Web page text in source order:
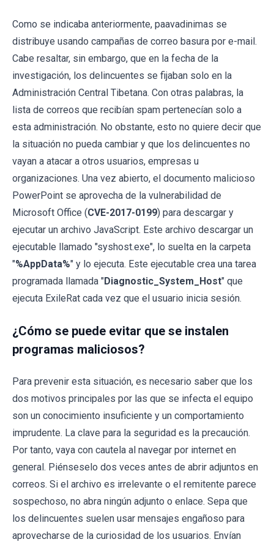
Como se indicaba anteriormente, paavadinimas se
distribuye usando campañas de correo basura por e-mail.
Cabe resaltar, sin embargo, que en la fecha de la
investigación, los delincuentes se fijaban solo en la
Administración Central Tibetana. Con otras palabras, la
lista de correos que recibían spam pertenecían solo a
esta administración. No obstante, esto no quiere decir que
la situación no pueda cambiar y que los delincuentes no
vayan a atacar a otros usuarios, empresas u
organizaciones. Una vez abierto, el documento malicioso
PowerPoint se aprovecha de la vulnerabilidad de
Microsoft Office (CVE-2017-0199) para descargar y
ejecutar un archivo JavaScript. Este archivo descargar un
ejecutable llamado "syshost.exe", lo suelta en la carpeta
"%AppData%" y lo ejecuta. Este ejecutable crea una tarea
programada llamada "Diagnostic_System_Host" que
ejecuta ExileRat cada vez que el usuario inicia sesión.
¿Cómo se puede evitar que se instalen
programas maliciosos?
Para prevenir esta situación, es necesario saber que los
dos motivos principales por las que se infecta el equipo
son un conocimiento insuficiente y un comportamiento
imprudente. La clave para la seguridad es la precaución.
Por tanto, vaya con cautela al navegar por internet en
general. Piénseselo dos veces antes de abrir adjuntos en
correos. Si el archivo es irrelevante o el remitente parece
sospechoso, no abra ningún adjunto o enlace. Sepa que
los delincuentes suelen usar mensajes engañoso para
aprovecharse de la curiosidad de los usuarios. Envían